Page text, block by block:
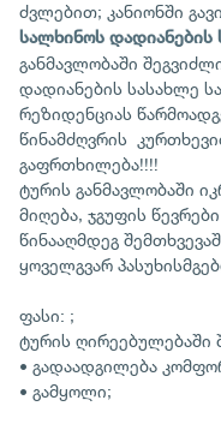
ძვლებით; კანიონში
სალხინოს დადიანების
განმავლობაში
დადიანების სასახლე
რეზიდენციას
წინამძღვრის
გაფრთხილება!!!!
ტურის განმავლობაში
მიღება, ჯგუფის
წინააღმდეგ
ყოველგვარ
ფასი: ;
ტურის ღირეებულებაში
• გადაადგილება
• გამყოლი;